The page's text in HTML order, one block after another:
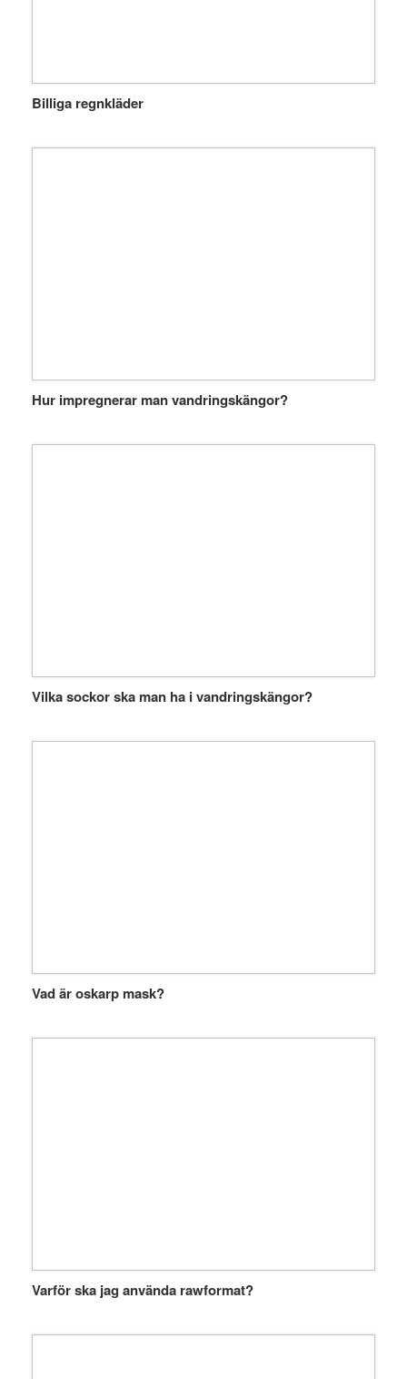
Billiga regnkläder
Hur impregnerar man vandringskängor?
Vilka sockor ska man ha i vandringskängor?
Vad är oskarp mask?
Varför ska jag använda rawformat?